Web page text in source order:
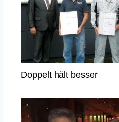
Doppelt hält besser